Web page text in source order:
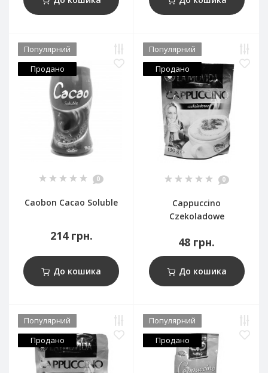
Популярний
Продано
0
Caobon Cacao Soluble
214 грн.
До кошика
Популярний
Продано
0
Cappuccino
Czekoladowe
48 грн.
До кошика
Популярний
Продано
Популярний
Продано